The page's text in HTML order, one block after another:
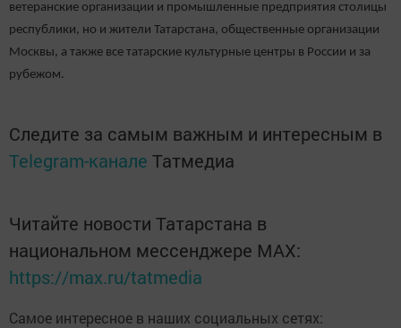
ветеранские организации и промышленные предприятия столицы
республики, но и жители Татарстана, общественные организации
Москвы, а также все татарские культурные центры в России и за
рубежом.
Следите за самым важным и интересным в
Telegram-канале Татмедиа
Читайте новости Татарстана в
национальном мессенджере MАХ:
https://max.ru/tatmedia
Самое интересное в наших социальных сетях: